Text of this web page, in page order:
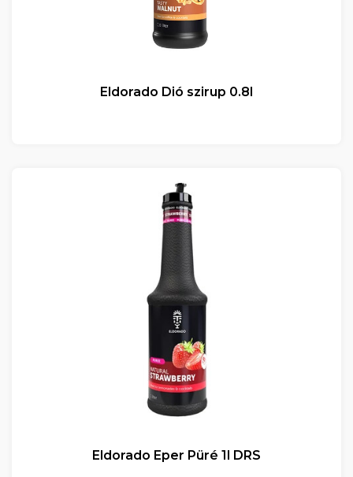
Eldorado Dió szirup 0.8l
Eldorado Eper Püré 1l DRS